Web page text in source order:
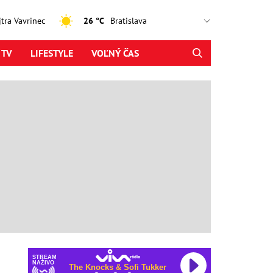
Vavrinec 26 °C
LIFESTYLE VOĽNÝ ČAS
STREAM
NAŽIVO
The Knocks & Sofi Tukker